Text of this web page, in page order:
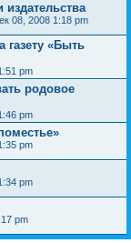
издательства
08, 2008 1:18 pm
газету «Быть
pm
родовое
pm
pm
pm
pm